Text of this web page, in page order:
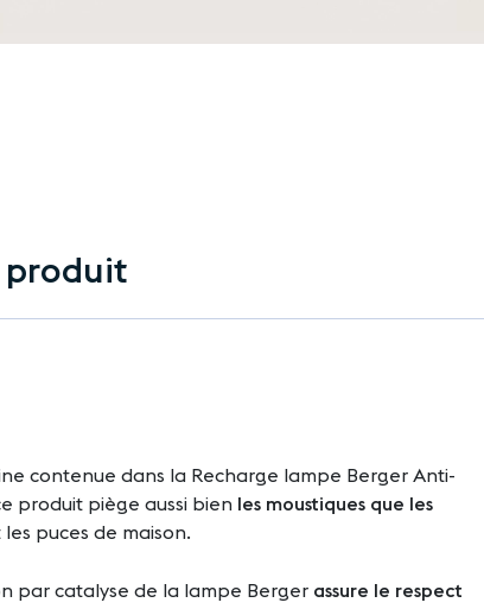
produit
contenue dans la Recharge lampe Berger Anti-
produit piège aussi bien les moustiques que les
les puces de maison.
par catalyse de la lampe Berger assure le respect